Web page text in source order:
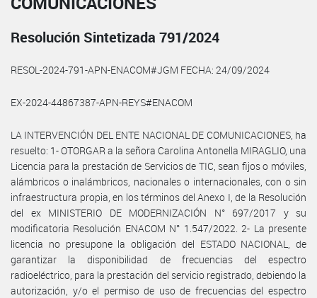
Resolución Sintetizada 791/2024
RESOL-2024-791-APN-ENACOM#JGM FECHA: 24/09/2024
EX-2024-44867387-APN-REYS#ENACOM
LA INTERVENCIÓN DEL ENTE NACIONAL DE COMUNICACIONES, ha
resuelto: 1- OTORGAR a la señora Carolina Antonella MIRAGLIO, una
Licencia para la prestación de Servicios de TIC, sean fijos o móviles,
alámbricos o inalámbricos, nacionales o internacionales, con o sin
infraestructura propia, en los términos del Anexo I, de la Resolución
del ex MINISTERIO DE MODERNIZACIÓN N° 697/2017 y su
modificatoria Resolución ENACOM N° 1.547/2022. 2- La presente
licencia no presupone la obligación del ESTADO NACIONAL, de
garantizar la disponibilidad de frecuencias del espectro
radioeléctrico, para la prestación del servicio registrado, debiendo la
autorización, y/o el permiso de uso de frecuencias del espectro